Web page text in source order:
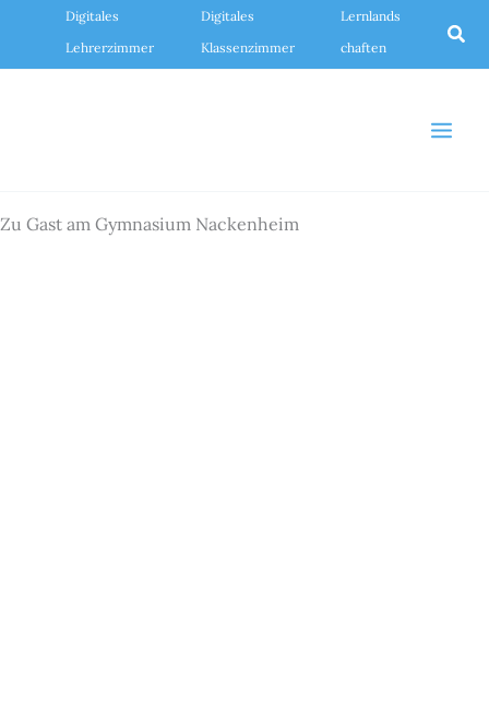
springen
Digitales
Lehrerzimmer
Digitales
Klassenzimmer
Lernlands
chaften
Zu Gast am Gymnasium Nackenheim